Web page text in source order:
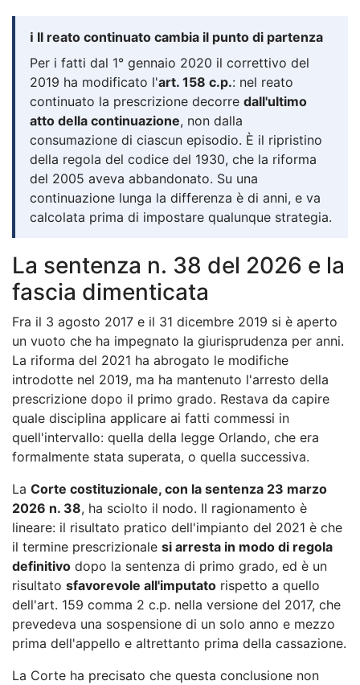
ℹ️ Il reato continuato cambia il punto di partenza
Per i fatti dal 1° gennaio 2020 il correttivo del
2019 ha modificato l'art. 158 c.p.: nel reato
continuato la prescrizione decorre dall'ultimo
atto della continuazione, non dalla
consumazione di ciascun episodio. È il ripristino
della regola del codice del 1930, che la riforma
del 2005 aveva abbandonato. Su una
continuazione lunga la differenza è di anni, e va
calcolata prima di impostare qualunque strategia.
La sentenza n. 38 del 2026 e la
fascia dimenticata
Fra il 3 agosto 2017 e il 31 dicembre 2019 si è aperto
un vuoto che ha impegnato la giurisprudenza per anni.
La riforma del 2021 ha abrogato le modifiche
introdotte nel 2019, ma ha mantenuto l'arresto della
prescrizione dopo il primo grado. Restava da capire
quale disciplina applicare ai fatti commessi in
quell'intervallo: quella della legge Orlando, che era
formalmente stata superata, o quella successiva.
La Corte costituzionale, con la sentenza 23 marzo
2026 n. 38, ha sciolto il nodo. Il ragionamento è
lineare: il risultato pratico dell'impianto del 2021 è che
il termine prescrizionale si arresta in modo di regola
definitivo dopo la sentenza di primo grado, ed è un
risultato sfavorevole all'imputato rispetto a quello
dell'art. 159 comma 2 c.p. nella versione del 2017, che
prevedeva una sospensione di un solo anno e mezzo
prima dell'appello e altrettanto prima della cassazione.
La Corte ha precisato che questa conclusione non